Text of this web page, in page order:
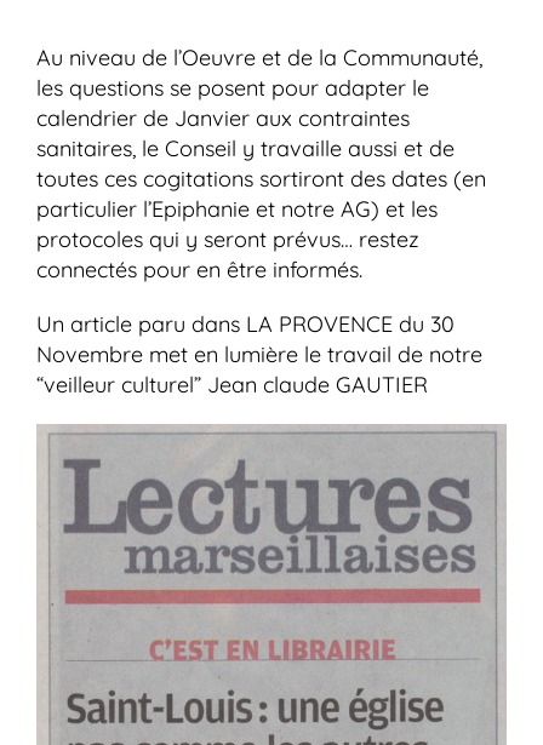
Au niveau de l’Oeuvre et de la Communauté,
les questions se posent pour adapter le
calendrier de Janvier aux contraintes
sanitaires, le Conseil y travaille aussi et de
toutes ces cogitations sortiront des dates (en
particulier l’Epiphanie et notre AG) et les
protocoles qui y seront prévus… restez
connectés pour en être informés.
Un article paru dans LA PROVENCE du 30
Novembre met en lumière le travail de notre
“veilleur culturel” Jean claude GAUTIER